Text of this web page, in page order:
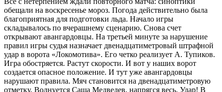
обещали на воскресенье мороз. Погода действительно была
благоприятная для подготовки льда. Начало игры
складывалось по вчерашнему сценарию. Снова счет
открывают авангардовцы. На третьей минуте за нарушение
правил игры судья назначает двенадцатиметровый штрафной
удар в ворота «Локомотива». Его четко реализует А. Тупиков.
Игра обостряется. Растут скорости. И вот у наших ворот
создается опасное положение. И тут уже авангардовцы
нарушают правила. Мяч становится на двенадцатиметровую
отметку. Волнуется Саша Медведев, напрягся весь. Удар! В